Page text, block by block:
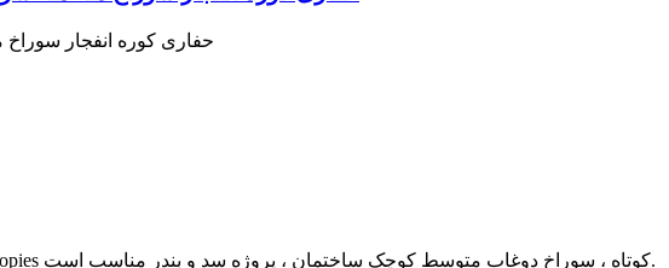
حفاری کوره انفجار سوراخ
محدوده کاربرد: برای حفاری چاههای آب ، چاههای زمین گرمایی ، miscopies کوتاه ، سوراخ دوغاب متوسط ​​کوچک ساختمان ، پروژه سد و بندر مناسب است.